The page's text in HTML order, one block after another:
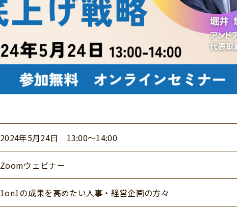
2024年5月24日 13:00〜14:00
Zoomウェビナー
1on1の成果を高めたい人事・経営企画の方々